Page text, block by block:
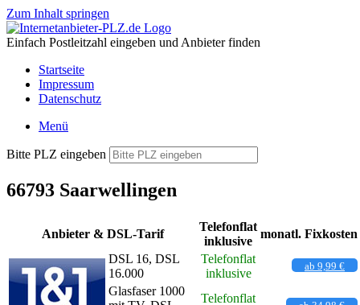
Zum Inhalt springen
Einfach Postleitzahl eingeben und Anbieter finden
Startseite
Impressum
Datenschutz
Menü
Bitte PLZ eingeben
66793 Saarwellingen
Anbieter & DSL-Tarif
Telefonflat
inklusive
monatl. Fixkosten
DSL 16, DSL
16.000
Telefonflat
inklusive
ab 9,99 €
Glasfaser 1000
Telefonflat